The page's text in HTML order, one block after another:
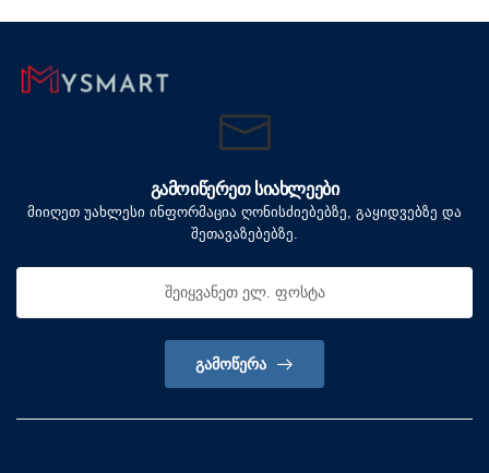
ᲒᲐᲛᲝᲘᲬᲔᲠᲔᲗ ᲡᲘᲐᲮᲚᲔᲔᲑᲘ
მიიღეთ უახლესი ინფორმაცია ღონისძიებებზე, გაყიდვებზე და
შეთავაზებებზე.
ᲒᲐᲛᲝᲬᲔᲠᲐ